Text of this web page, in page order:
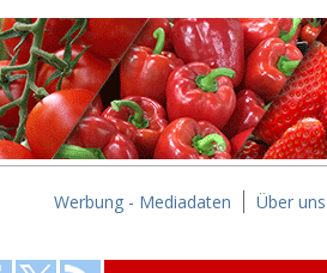
Werbung - Mediadaten Über uns